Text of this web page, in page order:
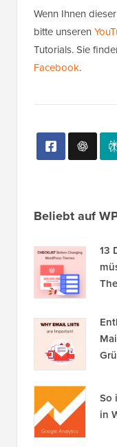
Wenn Ihnen
bitte unseren
Tutorials. Sie
Facebook.
Beliebt auf
13
So
in